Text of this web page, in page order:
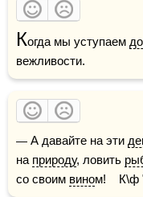
Когда мы уступаем
вежливости.
— А давайте на эти
на природу, ловить
со своим вином!    К\ф